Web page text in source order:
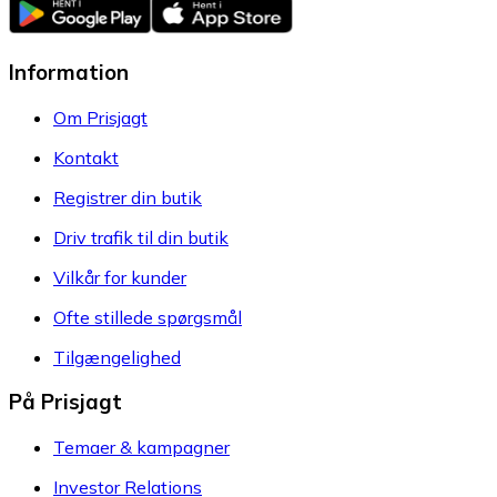
Information
Om Prisjagt
Kontakt
Registrer din butik
Driv trafik til din butik
Vilkår for kunder
Ofte stillede spørgsmål
Tilgængelighed
På Prisjagt
Temaer & kampagner
Investor Relations